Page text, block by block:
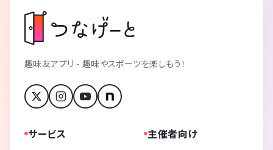
趣味友アプリ - 趣味やスポーツを楽しもう！
サービス 主催者向け